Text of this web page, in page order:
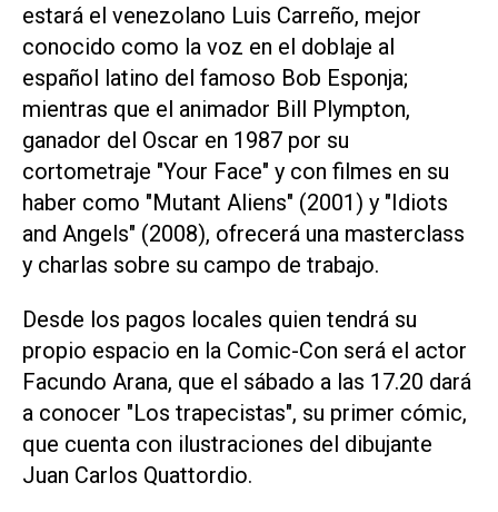
estará el venezolano Luis Carreño, mejor
conocido como la voz en el doblaje al
español latino del famoso Bob Esponja;
mientras que el animador Bill Plympton,
ganador del Oscar en 1987 por su
cortometraje "Your Face" y con filmes en su
haber como "Mutant Aliens" (2001) y "Idiots
and Angels" (2008), ofrecerá una masterclass
y charlas sobre su campo de trabajo.
Desde los pagos locales quien tendrá su
propio espacio en la Comic-Con será el actor
Facundo Arana, que el sábado a las 17.20 dará
a conocer "Los trapecistas", su primer cómic,
que cuenta con ilustraciones del dibujante
Juan Carlos Quattordio.